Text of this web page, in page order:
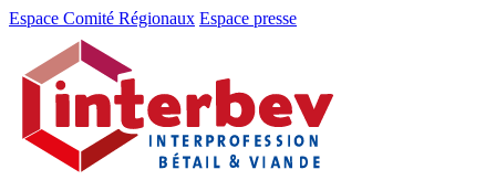
Aller
Aller
contenu
Espace Comité Régionaux Espace presse